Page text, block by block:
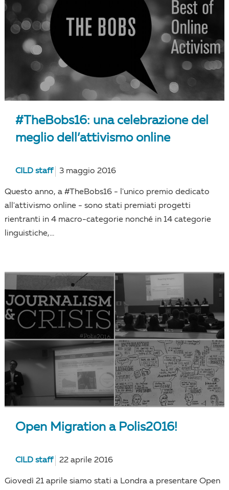
#TheBobs16: una celebrazione del
meglio dell’attivismo online
CILD staff 3 maggio 2016
Questo anno, a #TheBobs16 - l'unico premio dedicato
all'attivismo online - sono stati premiati progetti
rientranti in 4 macro-categorie nonché in 14 categorie
linguistiche,...
Open Migration a Polis2016!
CILD staff 22 aprile 2016
Giovedì 21 aprile siamo stati a Londra a presentare Open